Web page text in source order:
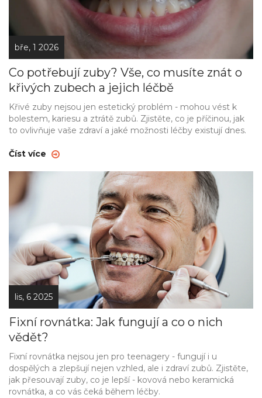
bře, 1 2026
Co potřebují zuby? Vše, co musíte znát o
křivých zubech a jejich léčbě
Křivé zuby nejsou jen estetický problém - mohou vést k
bolestem, kariesu a ztrátě zubů. Zjistěte, co je příčinou, jak
to ovlivňuje vaše zdraví a jaké možnosti léčby existují dnes.
Číst více
lis, 6 2025
Fixní rovnátka: Jak fungují a co o nich
vědět?
Fixní rovnátka nejsou jen pro teenagery - fungují i u
dospělých a zlepšují nejen vzhled, ale i zdraví zubů. Zjistěte,
jak přesouvají zuby, co je lepší - kovová nebo keramická
rovnátka, a co vás čeká během léčby.